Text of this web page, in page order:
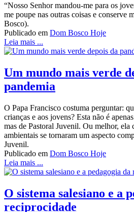
“Nosso Senhor mandou-me para os
me poupe nas outras coisas e conserve
Bosco).
Publicado em Dom Bosco Hoje
Leia mais ...
Um mundo mais verde
pandemia
O Papa Francisco costuma perguntar:
crianças e aos jovens? Esta não é
mas de Pastoral Juvenil. Ou melhor, ela
ambientais se tornaram um aspecto
Juvenil.
Publicado em Dom Bosco Hoje
Leia mais ...
O sistema salesiano e a
reciprocidade